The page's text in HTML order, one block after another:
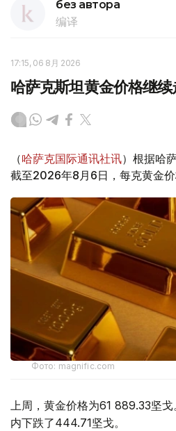
без автора
编译
17:15, 06 8月 2026
哈萨克斯坦黄金价格继续
（哈萨克国际通讯社讯）根据哈
截至2026年8月6日，每克黄金价
Фото: magnific.com
上周，黄金价格为61 889.33坚
内下跌了444.71坚戈。